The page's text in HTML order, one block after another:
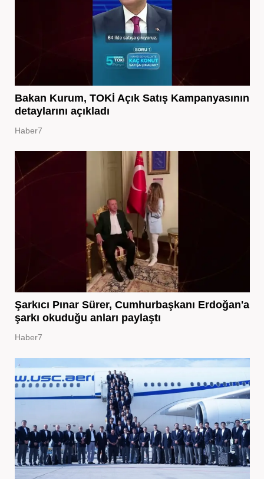
Bakan Kurum, TOKİ Açık Satış Kampanyasının
detaylarını açıkladı
Haber7
Şarkıcı Pınar Sürer, Cumhurbaşkanı Erdoğan'a
şarkı okuduğu anları paylaştı
Haber7